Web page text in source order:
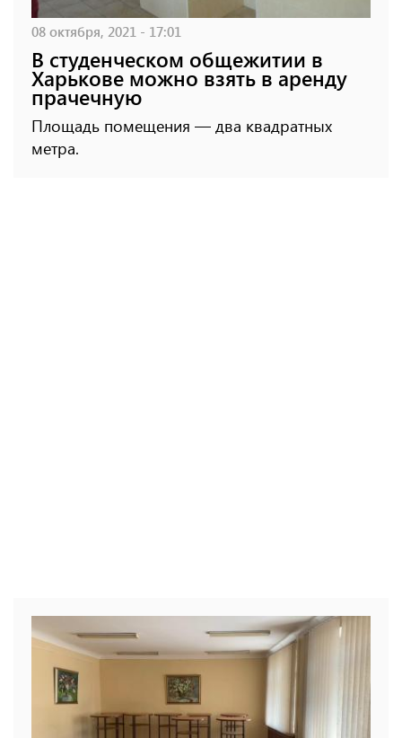
08 октября, 2021 - 17:01
В студенческом общежитии в
Харькове можно взять в аренду
прачечную
Площадь помещения — два квадратных
метра.